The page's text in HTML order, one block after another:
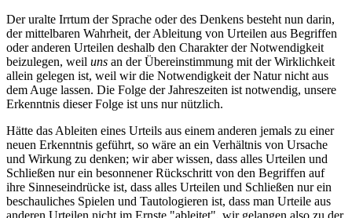
Der uralte Irrtum der Sprache oder des Denkens besteht nun darin,
der mittelbaren Wahrheit, der Ableitung von Urteilen aus Begriffen
oder anderen Urteilen deshalb den Charakter der Notwendigkeit
beizulegen, weil uns an der Übereinstimmung mit der Wirklichkeit
allein gelegen ist, weil wir die Notwendigkeit der Natur nicht aus
dem Auge lassen. Die Folge der Jahreszeiten ist notwendig, unsere
Erkenntnis dieser Folge ist uns nur nützlich.
Hätte das Ableiten eines Urteils aus einem anderen jemals zu einer
neuen Erkenntnis geführt, so wäre an ein Verhältnis von Ursache
und Wirkung zu denken; wir aber wissen, dass alles Urteilen und
Schließen nur ein besonnener Rückschritt von den Begriffen auf
ihre Sinneseindrücke ist, dass alles Urteilen und Schließen nur ein
beschauliches Spielen und Tautologieren ist, dass man Urteile aus
anderen Urteilen nicht im Ernste "ableitet", wir gelangen also zu der